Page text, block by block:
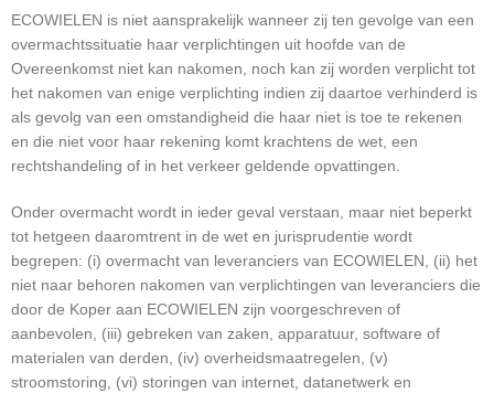
ECOWIELEN is niet aansprakelijk wanneer zij ten gevolge van een
overmachtssituatie haar verplichtingen uit hoofde van de
Overeenkomst niet kan nakomen, noch kan zij worden verplicht tot
het nakomen van enige verplichting indien zij daartoe verhinderd is
als gevolg van een omstandigheid die haar niet is toe te rekenen
en die niet voor haar rekening komt krachtens de wet, een
rechtshandeling of in het verkeer geldende opvattingen.
Onder overmacht wordt in ieder geval verstaan, maar niet beperkt
tot hetgeen daaromtrent in de wet en jurisprudentie wordt
begrepen: (i) overmacht van leveranciers van ECOWIELEN, (ii) het
niet naar behoren nakomen van verplichtingen van leveranciers die
door de Koper aan ECOWIELEN zijn voorgeschreven of
aanbevolen, (iii) gebreken van zaken, apparatuur, software of
materialen van derden, (iv) overheidsmaatregelen, (v)
stroomstoring, (vi) storingen van internet, datanetwerk en